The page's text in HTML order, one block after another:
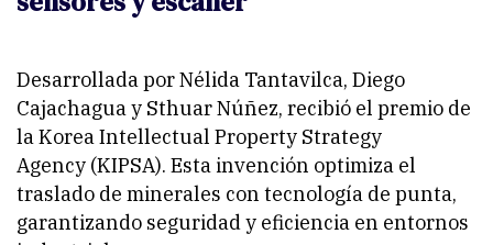
Desarrollada por Nélida Tantavilca, Diego
Cajachagua y Sthuar Núñez, recibió el premio de
laKorea Intellectual Property Strategy
Agency (KIPSA). Esta invención optimiza el
traslado de minerales con tecnología de punta,
garantizando seguridad y eficiencia en entornos